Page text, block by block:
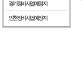
경기정비사업예정지
인천정비사업예정지